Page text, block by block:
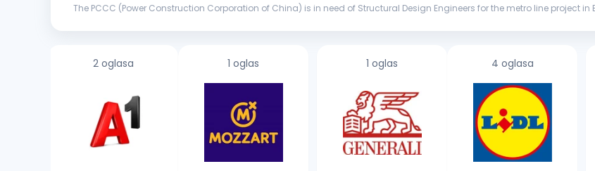
The PCCC (Power Construction Corporation of China) is in need of Structural Design Engineers for the metro line project
2 oglasa 1 oglas 1 oglas 4 oglasa